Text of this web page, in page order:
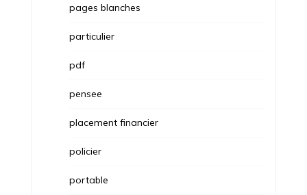
pages blanches
particulier
pdf
pensee
placement financier
policier
portable